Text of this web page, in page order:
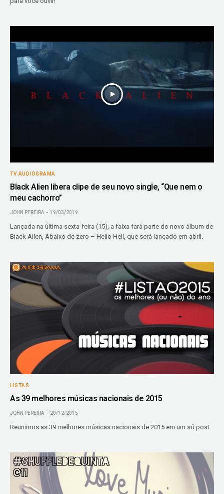
TV AUDIOGRAMA
Black Alien libera clipe de seu novo single, “Que nem o
meu cachorro”
JOHN PEREIRA 19/03/2019
Lançada na última sexta-feira (15), a faixa fará parte do novo álbum de
Black Alien, Abaixo de zero – Hello Hell, que será lançado em abril.
LISTAS
As 39 melhores músicas nacionais de 2015
JOHN PEREIRA 20/12/2015
Reunimos as 39 melhores músicas nacionais de 2015 em um só post.